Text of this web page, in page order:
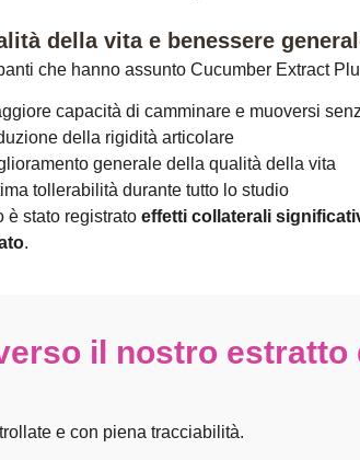
della vita e benessere
che hanno assunto Cucumber Extract
capacità di camminare e muoversi
della rigidità articolare
generale della qualità della vita
tollerabilità durante tutto lo studio
è stato registratoeffetti collaterali
.
il nostro estratto
e con piena tracciabilità.